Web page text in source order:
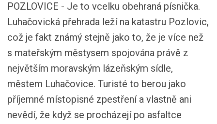
POZLOVICE - Je to vcelku obehraná písnička.
Luhačovická přehrada leží na katastru Pozlovic,
což je fakt známý stejně jako to, že je více než
s mateřským městysem spojována právě z
největším moravským lázeňským sídle,
městem Luhačovice. Turisté to berou jako
příjemné místopisné zpestření a vlastně ani
nevědí, že když se procházejí po asfaltce